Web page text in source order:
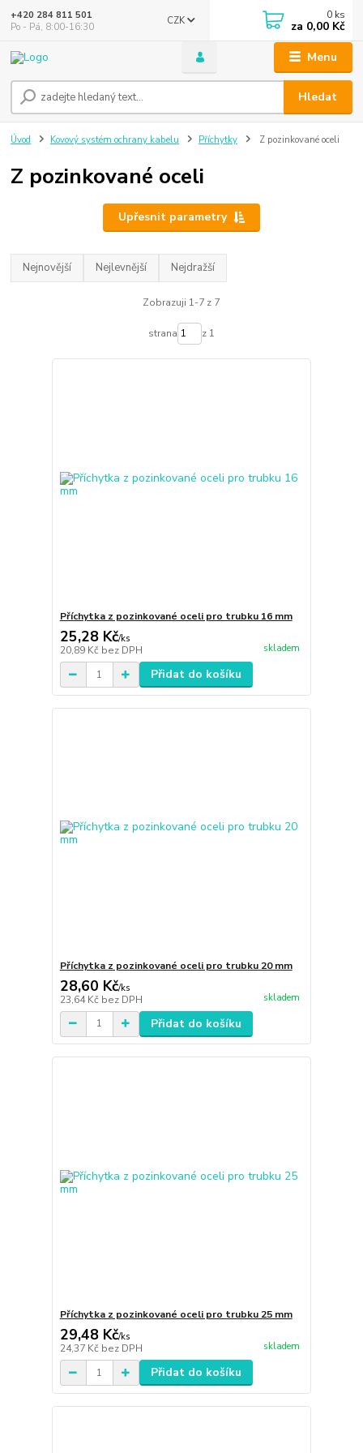
Menu
CZK
Hledat
+420 284 811 501
Po - Pá, 8:00-16:30
0 ks
za 0,00 Kč
Úvod Kovový systém ochrany kabelu Příchytky Z pozinkované oceli
Z pozinkované oceli
Upřesnit parametry
Nejnovější Nejlevnější Nejdražší
Zobrazuji 1-7 z 7
strana z 1
Příchytka z pozinkované oceli pro trubku 16 mm
25,28 Kč/ks
20,89 Kč bez DPH skladem
Přidat do košíku
Příchytka z pozinkované oceli pro trubku 20 mm
28,60 Kč/ks
23,64 Kč bez DPH skladem
Přidat do košíku
Příchytka z pozinkované oceli pro trubku 25 mm
29,48 Kč/ks
24,37 Kč bez DPH skladem
Přidat do košíku